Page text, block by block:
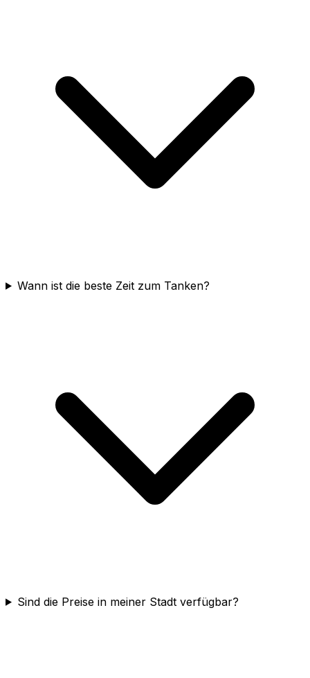
Wann ist die beste Zeit zum Tanken?
Sind die Preise in meiner Stadt verfügbar?